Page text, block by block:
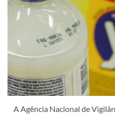
A Agência Nacional de